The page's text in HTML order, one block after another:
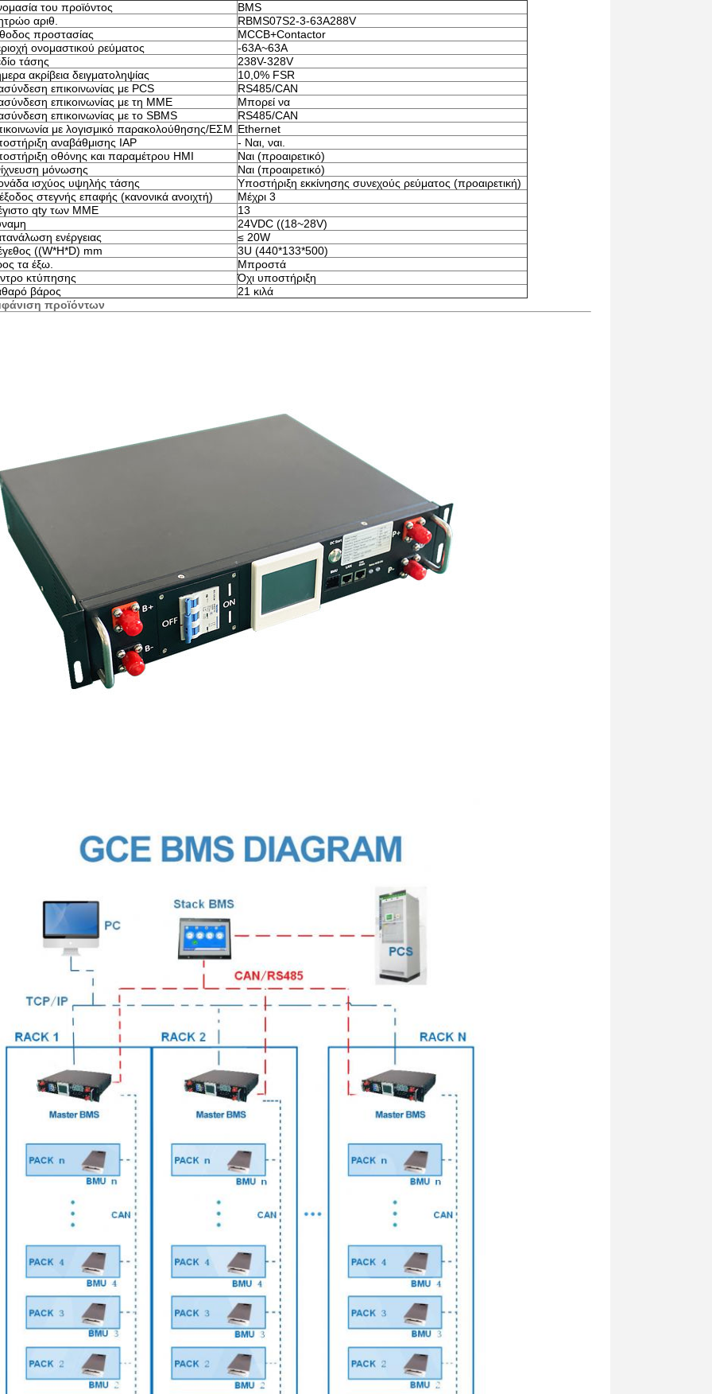
του προϊόντος
BMS
αριθ.
RBMS07S2-3-63A288V
προστασίας
MCCB+Contactor
ονομαστικού ρεύματος
-63A~63A
τάσης
238V-328V
ακρίβεια δειγματοληψίας
10,0% FSR
επικοινωνίας με PCS
RS485/CAN
επικοινωνίας με τη ΜΜΕ
Μπορεί να
επικοινωνίας με το SBMS
RS485/CAN
με λογισμικό παρακολούθησης/ΕΣΜ Ethernet
αναβάθμισης IAP
- Ναι, ναι.
οθόνης και παραμέτρου HMI
Ναι (προαιρετικό)
μόνωσης
Ναι (προαιρετικό)
ισχύος υψηλής τάσης
Υποστήριξη εκκίνησης συνεχούς ρεύματος (προαιρετική)
στεγνής επαφής (κανονικά ανοιχτή)
Μέχρι 3
qty των ΜΜΕ
13
24VDC ((18~28V)
ενέργειας
≤ 20W
((W*H*D) mm
3U (440*133*500)
τα έξω.
Μπροστά
κτύπησης
Όχι υποστήριξη
βάρος
21 κιλά
προϊόντων